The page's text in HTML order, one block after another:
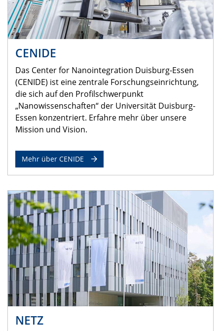
CENIDE
Das Center for Nanointegration Duisburg-Essen
(CENIDE) ist eine zentrale Forschungseinrichtung,
die sich auf den Profilschwerpunkt
„Nanowissenschaften“ der Universität Duisburg-
Essen konzentriert. Erfahre mehr über unsere
Mission und Vision.
Mehr über CENIDE
NETZ